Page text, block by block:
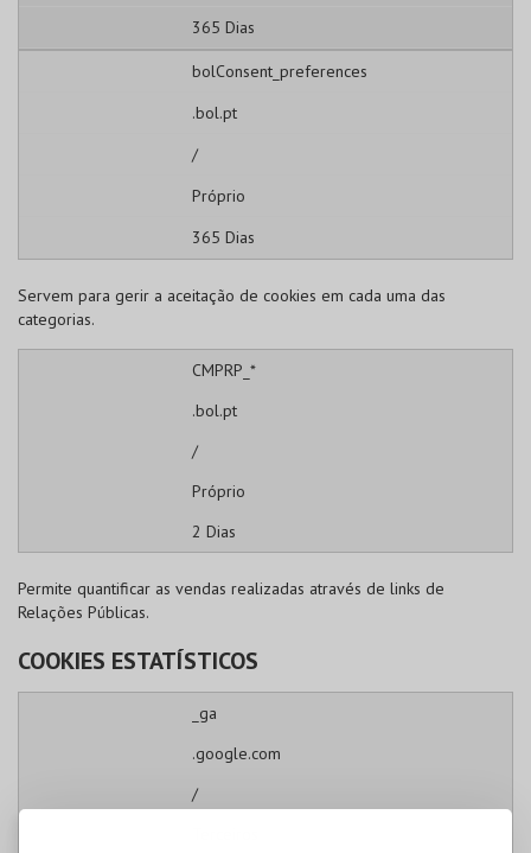
365 Dias
bolConsent_preferences
.bol.pt
/
Próprio
365 Dias
Servem para gerir a aceitação de cookies em cada uma das
categorias.
CMPRP_*
.bol.pt
/
Próprio
2 Dias
Permite quantificar as vendas realizadas através de links de
Relações Públicas.
COOKIES ESTATÍSTICOS
_ga
.google.com
/